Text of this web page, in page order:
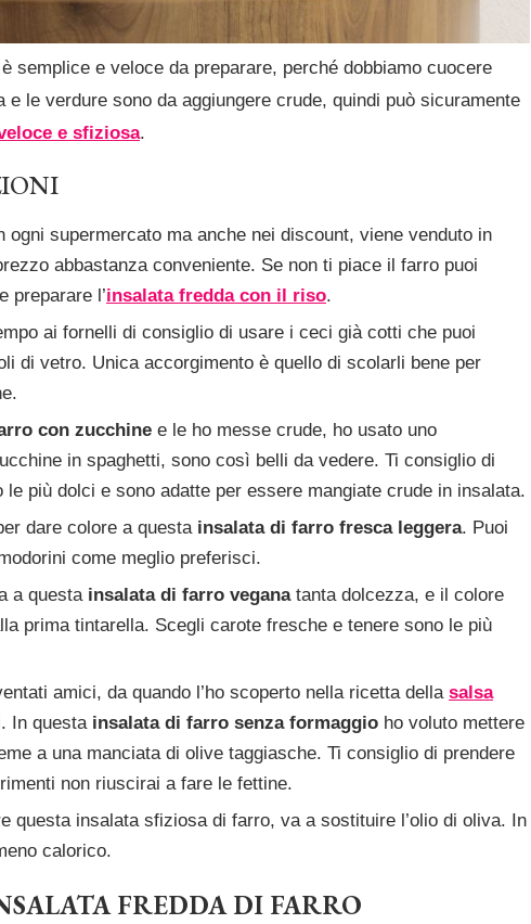
è semplice e veloce da preparare, perché dobbiamo cuocere
le verdure sono da aggiungere crude, quindi può sicuramente
e sfiziosa.
supermercato ma anche nei discount, viene venduto in
abbastanza conveniente. Se non ti piace il farro puoi
preparare l’insalata fredda con il riso.
ai fornelli di consiglio di usare i ceci già cotti che puoi
di vetro. Unica accorgimento è quello di scolarli bene per
con zucchine e le ho messe crude, ho usato uno
in spaghetti, sono così belli da vedere. Ti consiglio di
più dolci e sono adatte per essere mangiate crude in insalata.
dare colore a questainsalata di farro fresca leggera. Puoi
come meglio preferisci.
a questa insalata di farro veganatanta dolcezza, e il colore
prima tintarella. Scegli carote fresche e tenere sono le più
amici, da quando l’ho scoperto nella ricetta della salsa
In questa insalata di farro senza formaggio ho voluto mettere
a una manciata di olive taggiasche. Ti consiglio di prendere
non riuscirai a fare le fettine.
questa insalata sfiziosa di farro, va a sostituire l’olio di oliva. In
calorico.
FREDDA DI FARRO